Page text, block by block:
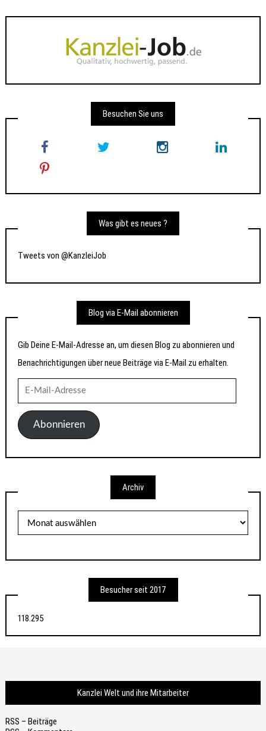
Besuchen Sie uns
Was gibt es neues ?
Tweets von @KanzleiJob
Blog via E-Mail abonnieren
Gib Deine E-Mail-Adresse an, um diesen Blog zu abonnieren und
Benachrichtigungen über neue Beiträge via E-Mail zu erhalten.
Mail-
AdresseAbonnieren
Archiv
Besucher seit 2017
118.295
Kanzlei Welt und ihre Mitarbeiter
RSS – Beiträge